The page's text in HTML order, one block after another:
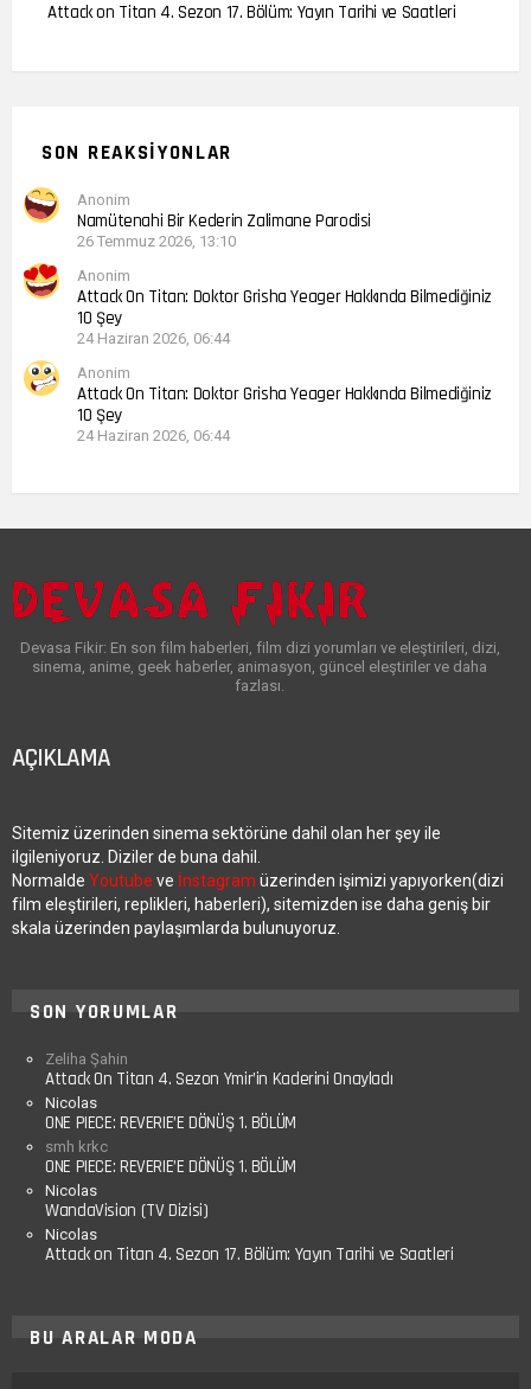
Attack on Titan 4. Sezon 17. Bölüm: Yayın Tarihi ve Saatleri
SON REAKSIYONLAR
Anonim
Namütenahi Bir Kederin Zalimane Parodisi
26 Temmuz 2026, 13:10
Anonim
Attack On Titan: Doktor Grisha Yeager Hakkında Bilmediğiniz
10 Şey
24 Haziran 2026, 06:44
Anonim
Attack On Titan: Doktor Grisha Yeager Hakkında Bilmediğiniz
10 Şey
24 Haziran 2026, 06:44
Devasa Fikir: En son film haberleri, film dizi yorumları ve eleştirileri, dizi,
sinema, anime, geek haberler, animasyon, güncel eleştiriler ve daha
fazlası.
AÇIKLAMA
Sitemiz üzerinden sinema sektörüne dahil olan her şey ile
ilgileniyoruz. Diziler de buna dahil.
Normalde Youtube ve İnstagram üzerinden işimizi yapıyorken(dizi
film eleştirileri, replikleri, haberleri), sitemizden ise daha geniş bir
skala üzerinden paylaşımlarda bulunuyoruz.
SON YORUMLAR
Zeliha Şahin
Attack On Titan 4. Sezon Ymir’in Kaderini Onayladı
Nicolas
ONE PIECE: REVERIE’E DÖNÜŞ 1. BÖLÜM
smh krkc
ONE PIECE: REVERIE’E DÖNÜŞ 1. BÖLÜM
Nicolas
WandaVision (TV Dizisi)
Nicolas
Attack on Titan 4. Sezon 17. Bölüm: Yayın Tarihi ve Saatleri
BU ARALAR MODA